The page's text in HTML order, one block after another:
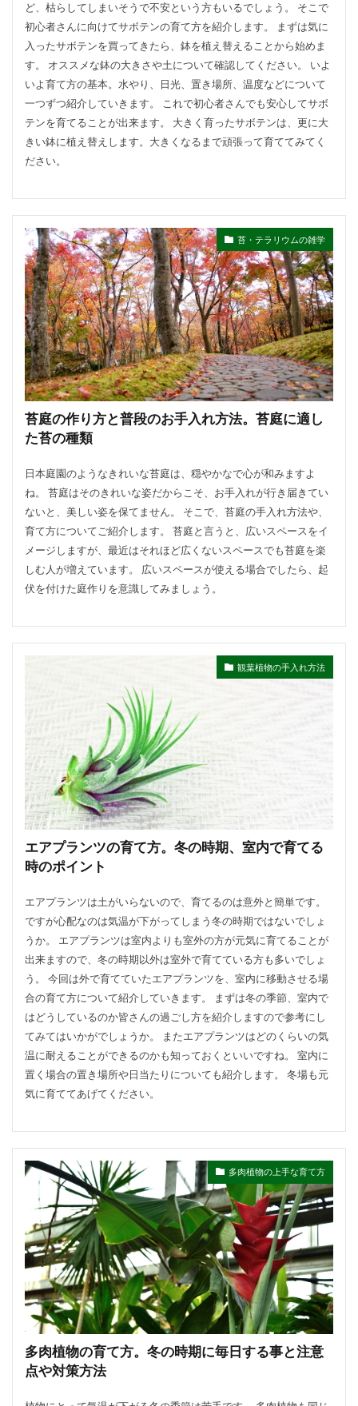
ど、枯らしてしまいそうで不安という方もいるでしょう。 そこで
初心者さんに向けてサボテンの育て方を紹介します。 まずは気に
入ったサボテンを買ってきたら、鉢を植え替えることから始めま
す。 オススメな鉢の大きさや土について確認してください。 いよ
いよ育て方の基本。水やり、日光、置き場所、温度などについて
一つずつ紹介していきます。 これで初心者さんでも安心してサボ
テンを育てることが出来ます。 大きく育ったサボテンは、更に大
きい鉢に植え替えします。大きくなるまで頑張って育ててみてく
ださい。
苔・テラリウムの雑学
苔庭の作り方と普段のお手入れ方法。苔庭に適し
た苔の種類
日本庭園のようなきれいな苔庭は、穏やかなで心が和みますよ
ね。 苔庭はそのきれいな姿だからこそ、お手入れが行き届きてい
ないと、美しい姿を保てません。 そこで、苔庭の手入れ方法や、
育て方についてご紹介します。 苔庭と言うと、広いスペースをイ
メージしますが、最近はそれほど広くないスペースでも苔庭を楽
しむ人が増えています。 広いスペースが使える場合でしたら、起
伏を付けた庭作りを意識してみましょう。
観葉植物の手入れ方法
エアプランツの育て方。冬の時期、室内で育てる
時のポイント
エアプランツは土がいらないので、育てるのは意外と簡単です。
ですが心配なのは気温が下がってしまう冬の時期ではないでしょ
うか。 エアプランツは室内よりも室外の方が元気に育てることが
出来ますので、冬の時期以外は室外で育てている方も多いでしょ
う。 今回は外で育てていたエアプランツを、室内に移動させる場
合の育て方について紹介していきます。 まずは冬の季節、室内で
はどうしているのか皆さんの過ごし方を紹介しますので参考にし
てみてはいかがでしょうか。 またエアプランツはどのくらいの気
温に耐えることができるのかも知っておくといいですね。 室内に
置く場合の置き場所や日当たりについても紹介します。 冬場も元
気に育ててあげてください。
多肉植物の上手な育て方
多肉植物の育て方。冬の時期に毎日する事と注意
点や対策方法